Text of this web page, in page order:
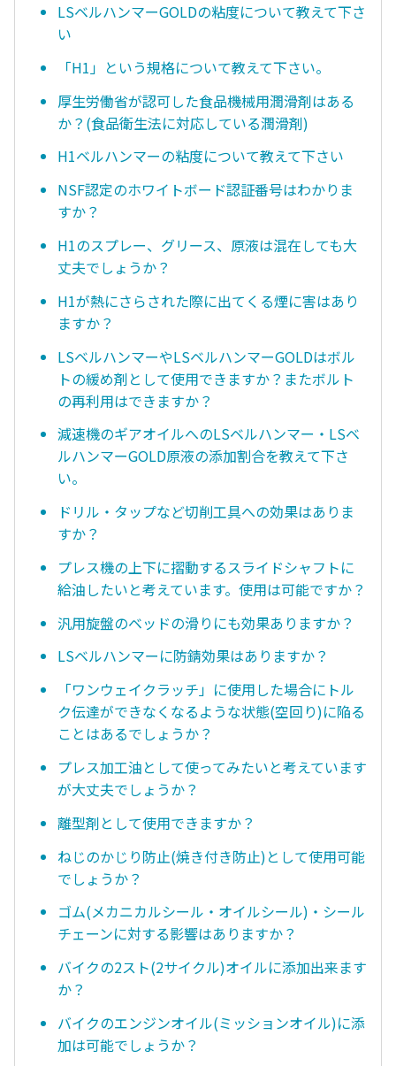
LSベルハンマーGOLDの粘度について教えて下さ
い
「H1」という規格について教えて下さい。
厚生労働省が認可した食品機械用潤滑剤はある
か？(食品衛生法に対応している潤滑剤)
H1ベルハンマーの粘度について教えて下さい
NSF認定のホワイトボード認証番号はわかりま
すか？
H1のスプレー、グリース、原液は混在しても大
丈夫でしょうか？
H1が熱にさらされた際に出てくる煙に害はあり
ますか？
LSベルハンマーやLSベルハンマーGOLDはボル
トの緩め剤として使用できますか？またボルト
の再利用はできますか？
減速機のギアオイルへのLSベルハンマー・LSベ
ルハンマーGOLD原液の添加割合を教えて下さ
い。
ドリル・タップなど切削工具への効果はありま
すか？
プレス機の上下に摺動するスライドシャフトに
給油したいと考えています。使用は可能ですか？
汎用旋盤のベッドの滑りにも効果ありますか？
LSベルハンマーに防錆効果はありますか？
「ワンウェイクラッチ」に使用した場合にトル
ク伝達ができなくなるような状態(空回り)に陥る
ことはあるでしょうか？
プレス加工油として使ってみたいと考えています
が大丈夫でしょうか？
離型剤として使用できますか？
ねじのかじり防止(焼き付き防止)として使用可能
でしょうか？
ゴム(メカニカルシール・オイルシール)・シール
チェーンに対する影響はありますか？
バイクの2スト(2サイクル)オイルに添加出来ます
か？
バイクのエンジンオイル(ミッションオイル)に添
加は可能でしょうか？